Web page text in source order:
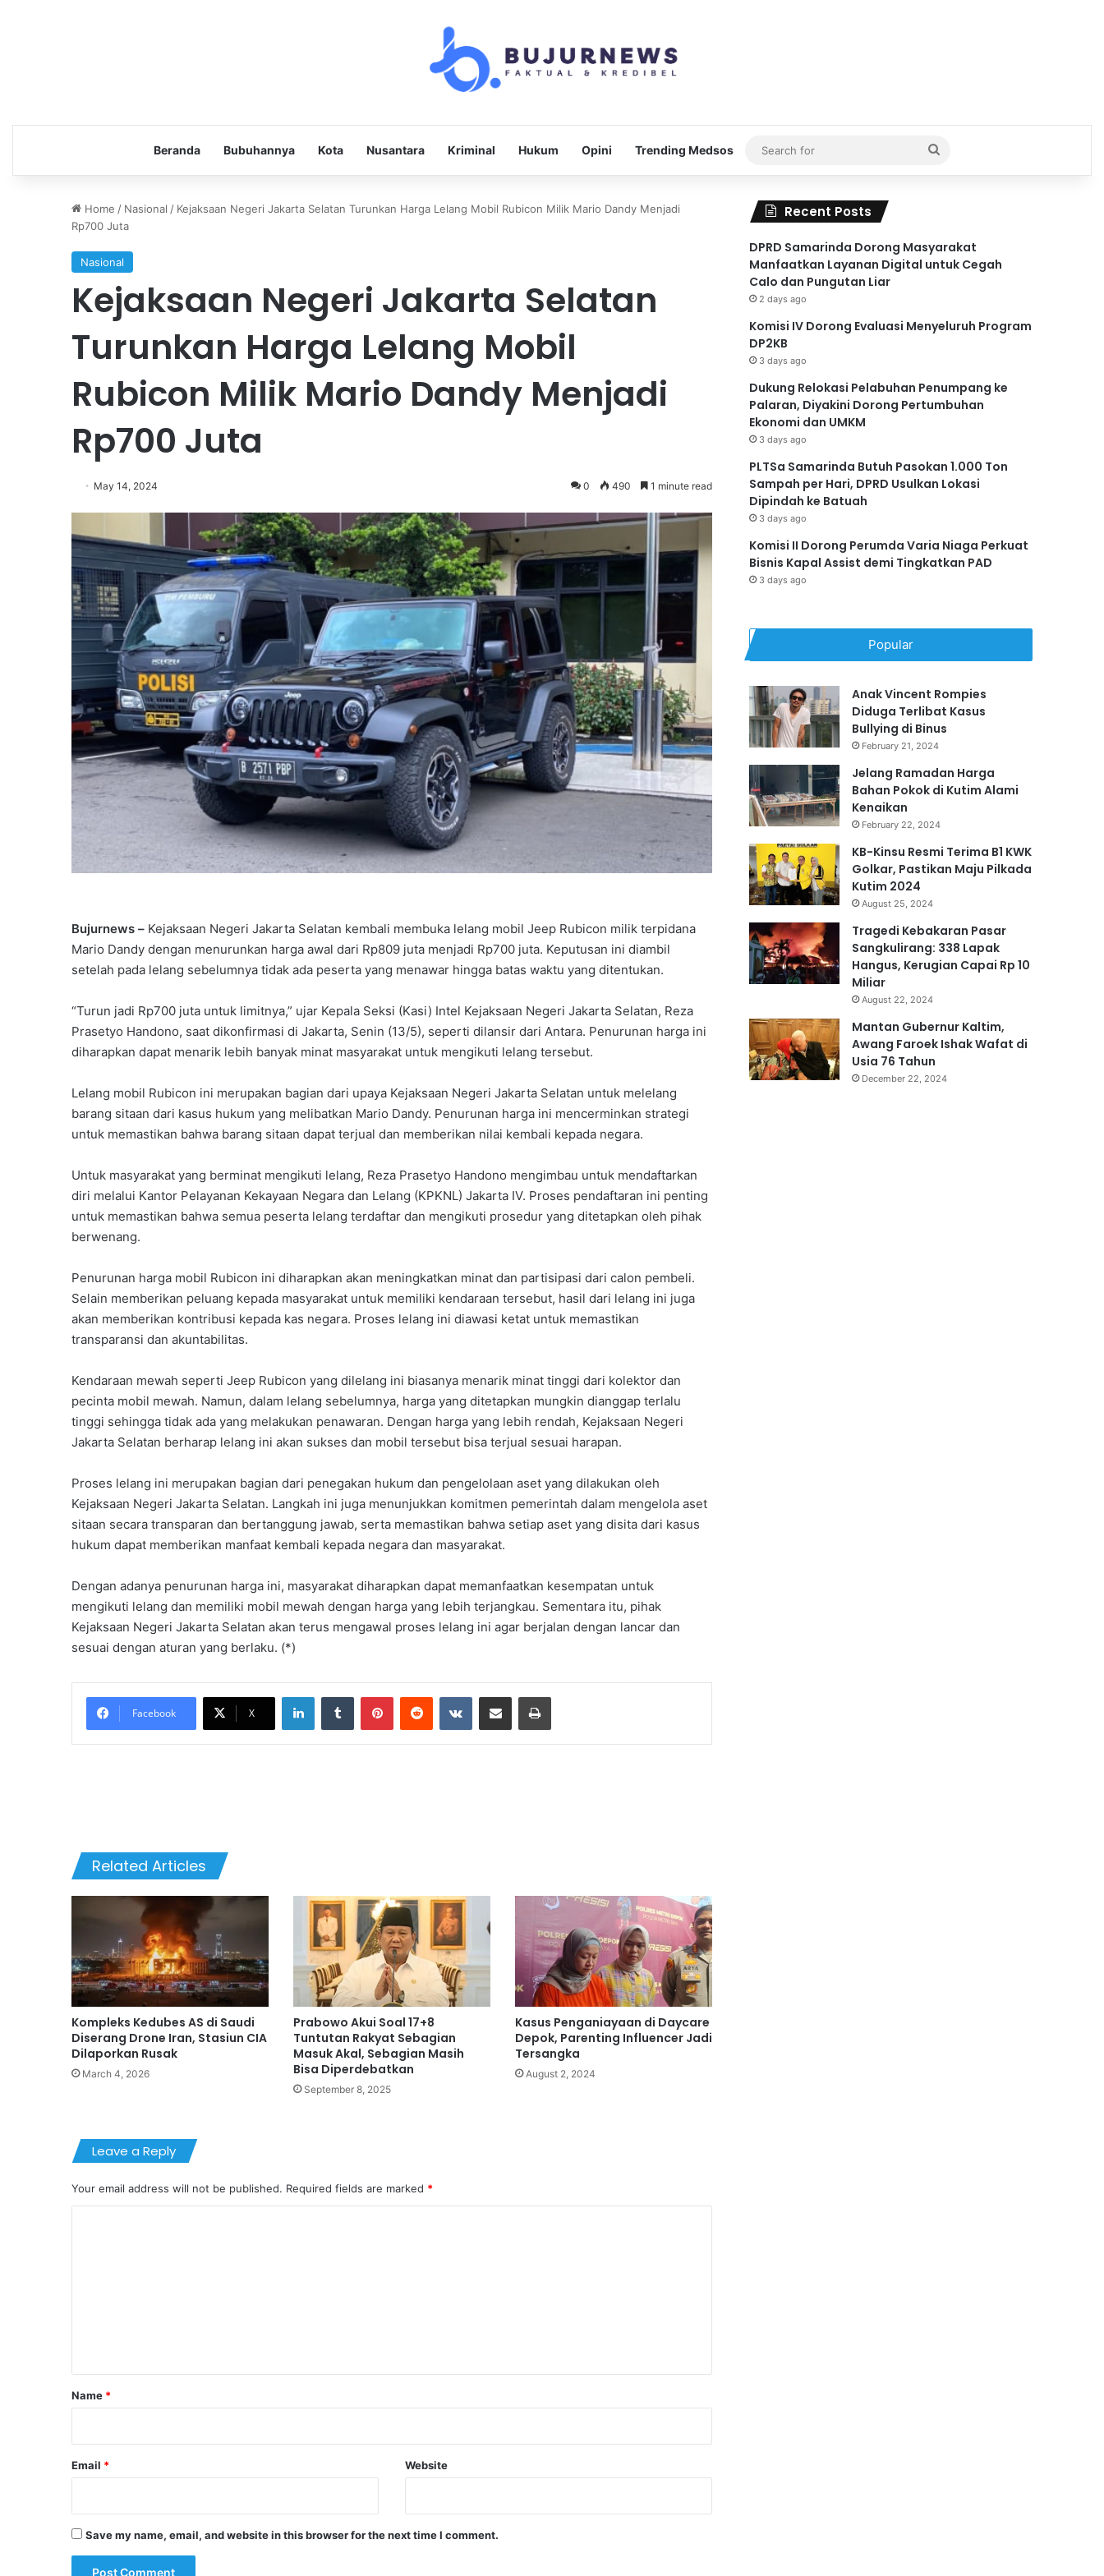
Beranda Bubuhannya Kota Nusantara Kriminal Hukum Opini Trending Medsos
Search
for
Home / Nasional / Kejaksaan Negeri Jakarta Selatan Turunkan Harga Lelang Mobil Rubicon Milik Mario Dandy Menjadi
Rp700 Juta
Nasional
Kejaksaan Negeri Jakarta Selatan
Turunkan Harga Lelang Mobil
Rubicon Milik Mario Dandy Menjadi
Rp700 Juta
May 14, 2024 0 490 1 minute read
Bujurnews – Kejaksaan Negeri Jakarta Selatan kembali membuka lelang mobil Jeep Rubicon milik terpidana
Mario Dandy dengan menurunkan harga awal dari Rp809 juta menjadi Rp700 juta. Keputusan ini diambil
setelah pada lelang sebelumnya tidak ada peserta yang menawar hingga batas waktu yang ditentukan.
“Turun jadi Rp700 juta untuk limitnya,” ujar Kepala Seksi (Kasi) Intel Kejaksaan Negeri Jakarta Selatan, Reza
Prasetyo Handono, saat dikonfirmasi di Jakarta, Senin (13/5), seperti dilansir dari Antara. Penurunan harga ini
diharapkan dapat menarik lebih banyak minat masyarakat untuk mengikuti lelang tersebut.
Lelang mobil Rubicon ini merupakan bagian dari upaya Kejaksaan Negeri Jakarta Selatan untuk melelang
barang sitaan dari kasus hukum yang melibatkan Mario Dandy. Penurunan harga ini mencerminkan strategi
untuk memastikan bahwa barang sitaan dapat terjual dan memberikan nilai kembali kepada negara.
Untuk masyarakat yang berminat mengikuti lelang, Reza Prasetyo Handono mengimbau untuk mendaftarkan
diri melalui Kantor Pelayanan Kekayaan Negara dan Lelang (KPKNL) Jakarta IV. Proses pendaftaran ini penting
untuk memastikan bahwa semua peserta lelang terdaftar dan mengikuti prosedur yang ditetapkan oleh pihak
berwenang.
Penurunan harga mobil Rubicon ini diharapkan akan meningkatkan minat dan partisipasi dari calon pembeli.
Selain memberikan peluang kepada masyarakat untuk memiliki kendaraan tersebut, hasil dari lelang ini juga
akan memberikan kontribusi kepada kas negara. Proses lelang ini diawasi ketat untuk memastikan
transparansi dan akuntabilitas.
Kendaraan mewah seperti Jeep Rubicon yang dilelang ini biasanya menarik minat tinggi dari kolektor dan
pecinta mobil mewah. Namun, dalam lelang sebelumnya, harga yang ditetapkan mungkin dianggap terlalu
tinggi sehingga tidak ada yang melakukan penawaran. Dengan harga yang lebih rendah, Kejaksaan Negeri
Jakarta Selatan berharap lelang ini akan sukses dan mobil tersebut bisa terjual sesuai harapan.
Proses lelang ini merupakan bagian dari penegakan hukum dan pengelolaan aset yang dilakukan oleh
Kejaksaan Negeri Jakarta Selatan. Langkah ini juga menunjukkan komitmen pemerintah dalam mengelola aset
sitaan secara transparan dan bertanggung jawab, serta memastikan bahwa setiap aset yang disita dari kasus
hukum dapat memberikan manfaat kembali kepada negara dan masyarakat.
Dengan adanya penurunan harga ini, masyarakat diharapkan dapat memanfaatkan kesempatan untuk
mengikuti lelang dan memiliki mobil mewah dengan harga yang lebih terjangkau. Sementara itu, pihak
Kejaksaan Negeri Jakarta Selatan akan terus mengawal proses lelang ini agar berjalan dengan lancar dan
sesuai dengan aturan yang berlaku. (*)
Facebook X
LinkedInTumblr PinterestReddit VKontakteShare via Email Print
Related Articles
Kompleks Kedubes AS di Saudi
Diserang Drone Iran, Stasiun CIA
Dilaporkan Rusak
March 4, 2026
Prabowo Akui Soal 17+8
Tuntutan Rakyat Sebagian
Masuk Akal, Sebagian Masih
Bisa Diperdebatkan
September 8, 2025
Kasus Penganiayaan di Daycare
Depok, Parenting Influencer Jadi
Tersangka
August 2, 2024
Leave a Reply
Your email address will not be published. Required fields are marked *
*
Name *
Email * Website
Save my name, email, and website in this browser for the next time I comment.
Recent Posts
DPRD Samarinda Dorong Masyarakat
Manfaatkan Layanan Digital untuk Cegah
Calo dan Pungutan Liar
2 days ago
Komisi IV Dorong Evaluasi Menyeluruh Program
DP2KB
3 days ago
Dukung Relokasi Pelabuhan Penumpang ke
Palaran, Diyakini Dorong Pertumbuhan
Ekonomi dan UMKM
3 days ago
PLTSa Samarinda Butuh Pasokan 1.000 Ton
Sampah per Hari, DPRD Usulkan Lokasi
Dipindah ke Batuah
3 days ago
Komisi II Dorong Perumda Varia Niaga Perkuat
Bisnis Kapal Assist demi Tingkatkan PAD
3 days ago
Popular
Anak Vincent Rompies
Diduga Terlibat Kasus
Bullying di Binus
February 21, 2024
Jelang Ramadan Harga
Bahan Pokok di Kutim Alami
Kenaikan
February 22, 2024
KB-Kinsu Resmi Terima B1 KWK
Golkar, Pastikan Maju Pilkada
Kutim 2024
August 25, 2024
Tragedi Kebakaran Pasar
Sangkulirang: 338 Lapak
Hangus, Kerugian Capai Rp 10
Miliar
August 22, 2024
Mantan Gubernur Kaltim,
Awang Faroek Ishak Wafat di
Usia 76 Tahun
December 22, 2024